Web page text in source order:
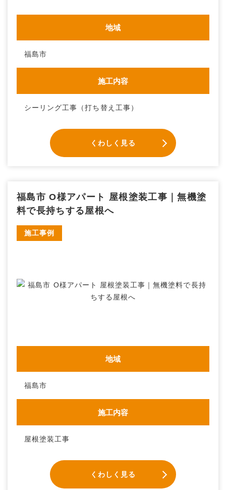
地域
福島市
施工内容
シーリング工事（打ち替え工事）
くわしく見る
福島市 O様アパート 屋根塗装工事｜無機塗
料で長持ちする屋根へ
施工事例
地域
福島市
施工内容
屋根塗装工事
くわしく見る